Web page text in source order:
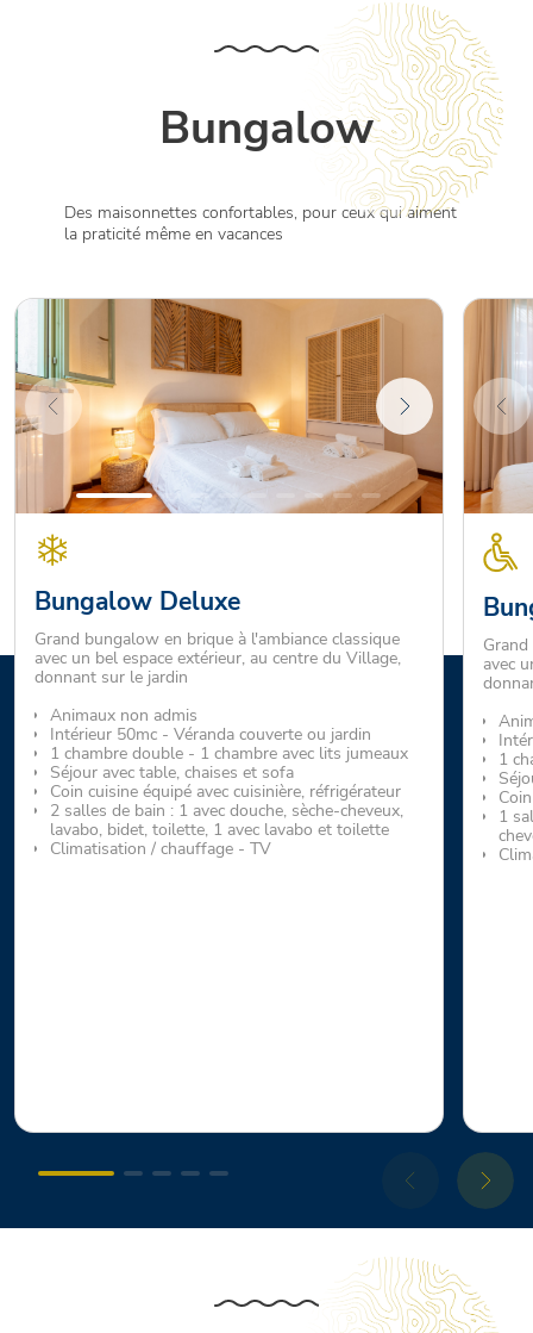
Bungalow
Des maisonnettes confortables, pour ceux qui aiment
la praticité même en vacances
Bungalow Deluxe
Grand bungalow en brique à l'ambiance classique
avec un bel espace extérieur, au centre du Village,
donnant sur le jardin
Animaux non admis
Intérieur 50mc - Véranda couverte ou jardin
1 chambre double - 1 chambre avec lits jumeaux
Séjour avec table, chaises et sofa
Coin cuisine équipé avec cuisinière, réfrigérateur
2 salles de bain : 1 avec douche, sèche-cheveux,
lavabo, bidet, toilette, 1 avec lavabo et toilette
Climatisation / chauffage - TV
avec
1
1